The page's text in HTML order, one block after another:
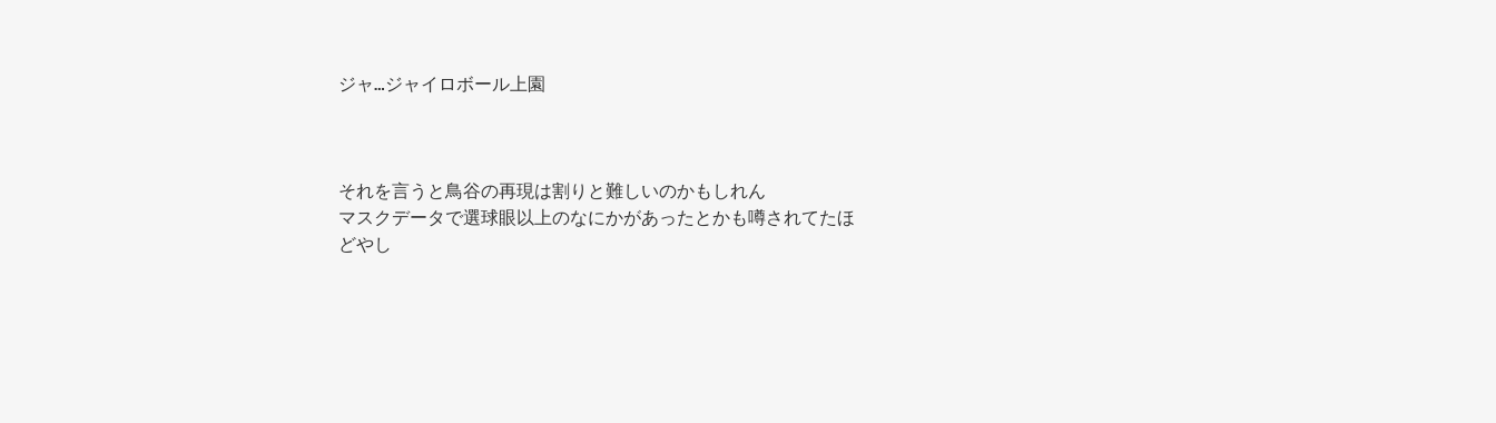
ジャ…ジャイロボール上園
それを言うと鳥谷の再現は割りと難しいのかもしれん
マスクデータで選球眼以上のなにかがあったとかも噂されてたほ
どやし